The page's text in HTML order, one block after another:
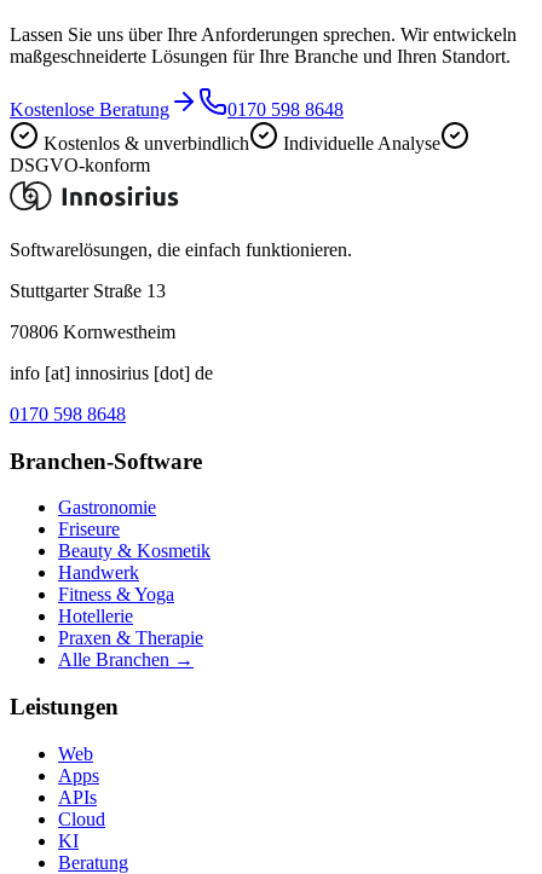
Lassen Sie uns über Ihre Anforderungen sprechen. Wir entwickeln
maßgeschneiderte Lösungen für Ihre Branche und Ihren Standort.
Kostenlose Beratung
0170 598 8648
Kostenlos & unverbindlich
Individuelle Analyse
DSGVO-konform
Softwarelösungen, die einfach funktionieren.
Stuttgarter Straße 13
70806 Kornwestheim
info [at] innosirius [dot] de
0170 598 8648
Branchen-Software
Gastronomie
Friseure
Beauty & Kosmetik
Handwerk
Fitness & Yoga
Hotellerie
Praxen & Therapie
Alle Branchen →
Leistungen
Web
Apps
APIs
Cloud
KI
Beratung